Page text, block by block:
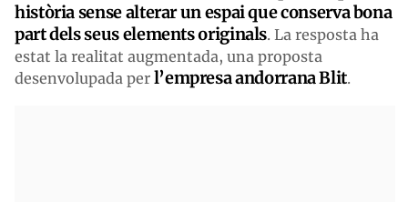
història sense alterar un espai que conserva bona
part dels seus elements originals. La resposta ha
estat la realitat augmentada, una proposta
desenvolupada per l’empresa andorrana Blit.